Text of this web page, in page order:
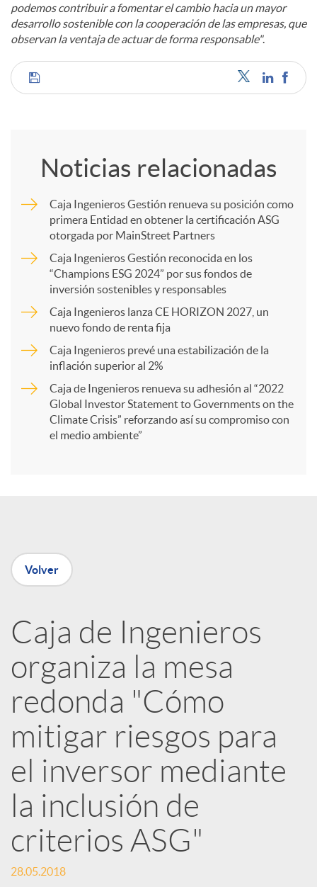
podemos contribuir a fomentar el cambio hacia un mayor
desarrollo sostenible con la cooperación de las empresas, que
observan la ventaja de actuar de forma responsable".
C
r
n
R
e
d
e
s
S
o
Noticias relacionadas
Caja Ingenieros Gestión renueva su posición como
primera Entidad en obtener la certificación ASG
otorgada por MainStreet Partners
Caja Ingenieros Gestión reconocida en los
“Champions ESG 2024” por sus fondos de
inversión sostenibles y responsables
Caja Ingenieros lanza CE HORIZON 2027, un
nuevo fondo de renta fija
Caja Ingenieros prevé una estabilización de la
inflación superior al 2%
Caja de Ingenieros renueva su adhesión al “2022
Global Investor Statement to Governments on the
Climate Crisis” reforzando así su compromiso con
el medio ambiente”
Volver
Caja de Ingenieros
organiza la mesa
redonda "Cómo
mitigar riesgos para
el inversor mediante
la inclusión de
criterios ASG"
28.05.2018